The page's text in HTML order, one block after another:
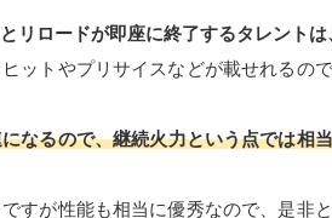
リロードが即座に終了するタレント
ットやプリサイスなどが載せれるの
なるので、継続火力という点では相
すが性能も相当に優秀なので、是非